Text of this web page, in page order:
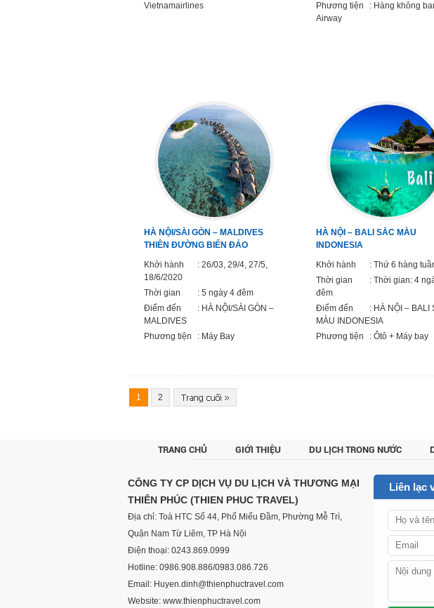
Vietnamairlines
Phương tiện
: Hàng không
Airway
HÀ NỘI/SÀI GÒN – MALDIVES
THIÊN ĐƯỜNG BIỂN ĐẢO
Khởi hành
: 26/03, 29/4, 27/5,
18/6/2020
Thời gian
: 5 ngày 4 đêm
Điểm đến
: HÀ NỘI/SÀI GÒN –
MALDIVES
Phương tiện
: Máy Bay
HÀ NỘI – BALI SẮC MÀU
INDONESIA
Khởi hành
: Thứ 6 hàng
Thời gian
: Thời gian: 4
đêm
Điểm đến
: HÀ NỘI – BALI
MÀU INDONESIA
Phương tiện
: Ôtô + Máy bay
1 2
TRANG CHỦ GIỚI THIỆU DU LỊCH TRONG NƯỚC
CÔNG TY CP DỊCH VỤ DU LỊCH VÀ THƯƠNG MẠI
THIÊN PHÚC (THIEN PHUC TRAVEL)
Địa chỉ: Toà HTC Số 44, Phố Miếu Đầm, Phường Mễ Trì,
Quận Nam Từ Liêm, TP Hà Nội
Điện thoại: 0243.869.0999
Hotline: 0986.908.886/0983.086.726
Email: Huyen.dinh@thienphuctravel.com
Website: www.thienphuctravel.com
Liên lạc